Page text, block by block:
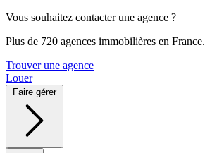
Vous souhaitez contacter une agence ?
Plus de 720 agences immobilières en France.
Trouver une agence
Louer
Faire gérer